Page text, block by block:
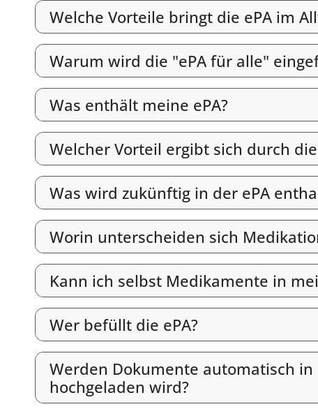
Welche Vorteile bringt die ePA im
Warum wird die "ePA für alle"
Was enthält meine ePA?
Welcher Vorteil ergibt sich durch
Was wird zukünftig in der ePA
Worin unterscheiden sich
Kann ich selbst Medikamente in
Wer befüllt die ePA?
Werden Dokumente automatisch
hochgeladen wird?